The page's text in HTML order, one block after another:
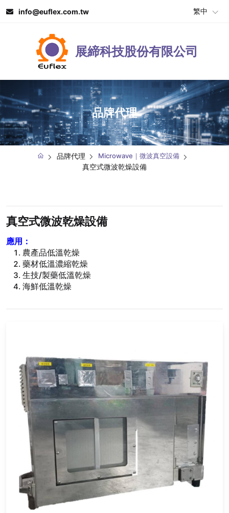
info@euflex.com.tw 繁中
展締科技股份有限公司
品牌代理
品牌代理 Microwave｜微波真空設備
真空式微波乾燥設備
真空式微波乾燥設備
應用：
農產品低溫乾燥
藥材低溫濃縮乾燥
生技/製藥低溫乾燥
海鮮低溫乾燥